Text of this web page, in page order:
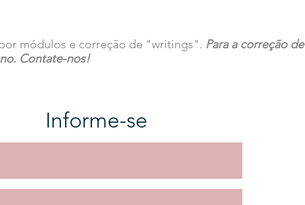
módulos e correção de "writings". Para a correção
Contate-nos!
Informe-se